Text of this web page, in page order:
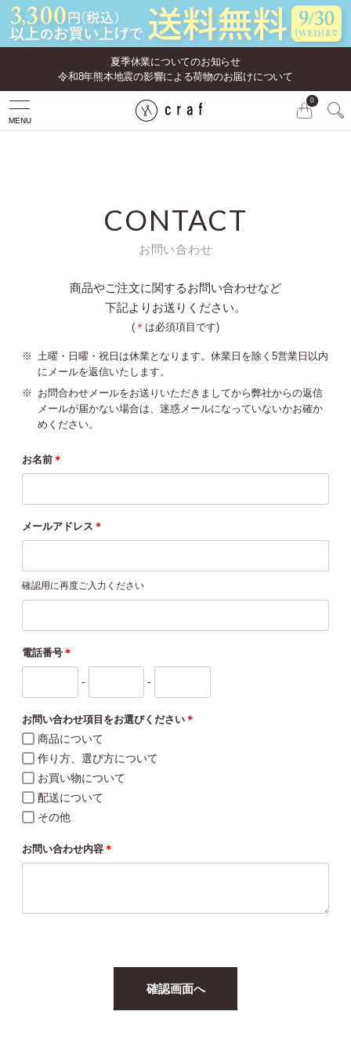
夏季休業についてのお知らせ
令和8年熊本地震の影響による荷物のお届けについて
MENU
0
CONTACT
お問い合わせ
商品やご注文に関するお問い合わせなど
下記よりお送りください。
( ＊ は必須項目です)
※
土曜・日曜・祝日は休業となります。休業日を除く5営業日以内
にメールを返信いたします。
※
お問合わせメールをお送りいただきましてから弊社からの返信
メールが届かない場合は、迷惑メールになっていないかお確か
めください。
お名前 ＊
メールアドレス ＊
確認用に再度ご入力ください
電話番号 ＊
- -
お問い合わせ項目をお選びください ＊
商品について
作り方、選び方について
お買い物について
配送について
その他
お問い合わせ内容 ＊